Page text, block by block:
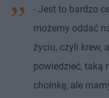
- Jest to bardzo
możemy oddać
życiu, czyli krew,
powiedzieć, taką
choinkę, ale